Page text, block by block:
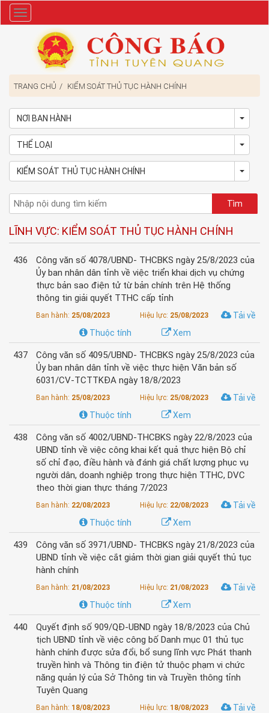
Danh
mục
TRANG CHỦ KIỂM SOÁT THỦ TỤC HÀNH CHÍNH
NƠI BAN HÀNH
THỂ LOẠI
KIỂM SOÁT THỦ TỤC HÀNH CHÍNH
LĨNH VỰC: KIỂM SOÁT THỦ TỤC HÀNH CHÍNH
436
Công văn số 4078/UBND- THCBKS ngày 25/8/2023 của
Ủy ban nhân dân tỉnh về việc triển khai dịch vụ chứng
thực bản sao điện tử từ bản chính trên Hệ thống
thông tin giải quyết TTHC cấp tỉnh
Ban hành: 25/08/2023 Hiệu lực: 25/08/2023
Tải về
Xem
Thuộc tính
437
Công văn số 4095/UBND- THCBKS ngày 25/8/2023 của
Ủy ban nhân dân tỉnh về việc thực hiện Văn bản số
6031/CV-TCTTKĐA ngày 18/8/2023
Ban hành: 25/08/2023 Hiệu lực: 25/08/2023
Tải về
Xem
Thuộc tính
438
Công văn số 4002/UBND-THCBKS ngày 22/8/2023 của
UBND tỉnh về việc công khai kết quả thực hiện Bộ chỉ
số chỉ đạo, điều hành và đánh giá chất lượng phục vụ
người dân, doanh nghiệp trong thực hiện TTHC, DVC
theo thời gian thực tháng 7/2023
Ban hành: 22/08/2023 Hiệu lực: 22/08/2023
Tải về
Xem
Thuộc tính
439
Công văn số 3971/UBND- THCBKS ngày 21/8/2023 của
UBND tỉnh về việc cắt giảm thời gian giải quyết thủ tục
hành chính
Ban hành: 21/08/2023 Hiệu lực: 21/08/2023
Tải về
Xem
Thuộc tính
440
Quyết định số 909/QĐ-UBND ngày 18/8/2023 của Chủ
tịch UBND tỉnh về việc công bố Danh mục 01 thủ tục
hành chính được sửa đổi, bổ sung lĩnh vực Phát thanh
truyền hình và Thông tin điện tử thuộc phạm vi chức
năng quản lý của Sở Thông tin và Truyền thông tỉnh
Tuyên Quang
Ban hành: 18/08/2023 Hiệu lực: 18/08/2023
Tải về